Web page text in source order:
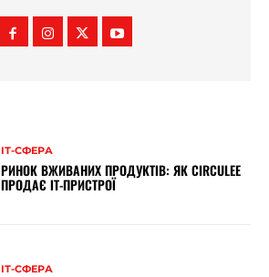
ІТ-СФЕРА
РИНОК ВЖИВАНИХ ПРОДУКТІВ: ЯК CIRCULEE
ПРОДАЄ ІТ-ПРИСТРОЇ
ІТ-СФЕРА